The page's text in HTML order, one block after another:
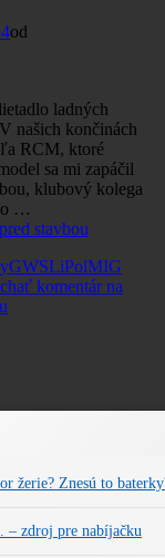
od
ladných
našich končinách
RCM, ktoré
sa mi zapáčil
klubový kolega
…
stavbou
GWSLiPolMIG
komentárna
žerie? Znesú to
zdroj pre nabíjačku